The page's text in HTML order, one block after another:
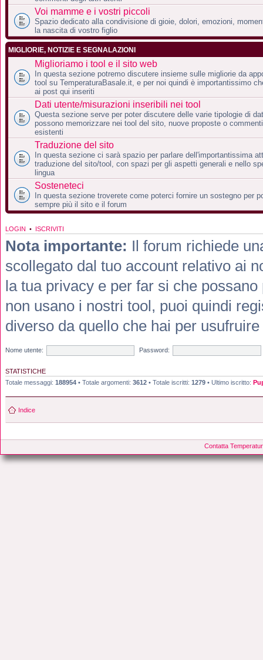
Voi mamme e i vostri piccoli
Spazio dedicato alla condivisione di gioie, dolori, emozioni,
la nascita di vostro figlio
MIGLIORIE, NOTIZIE E SEGNALAZIONI
Miglioriamo i tool e il sito web
In questa sezione potremo discutere insieme sulle migliorie da
tool su TemperaturaBasale.it, e per noi quindi è importantissimo
ai post qui inseriti
Dati utente/misurazioni inseribili nei tool
Questa sezione serve per poter discutere delle varie tipologie di
possono memorizzare nei tool del sito, nuove proposte o
esistenti
Traduzione del sito
In questa sezione ci sarà spazio per parlare dell'importantissima
traduzione del sito/tool, con spazi per gli aspetti generali e nello
lingua
Sosteneteci
In questa sezione troverete come poterci fornire un sostegno per
sempre più il sito e il forum
LOGIN • ISCRIVITI
Nota importante: Il forum richiede
scollegato dal tuo account relativo ai
la tua privacy e per far si che
non usano i nostri tool, puoi quindi
diverso da quello che hai per
Nome utente: Password:
STATISTICHE
Totale messaggi: 188954 • Totale argomenti: 3612 • Totale iscritti: 1279 • Ultimo iscritto:
Indice
Contatta